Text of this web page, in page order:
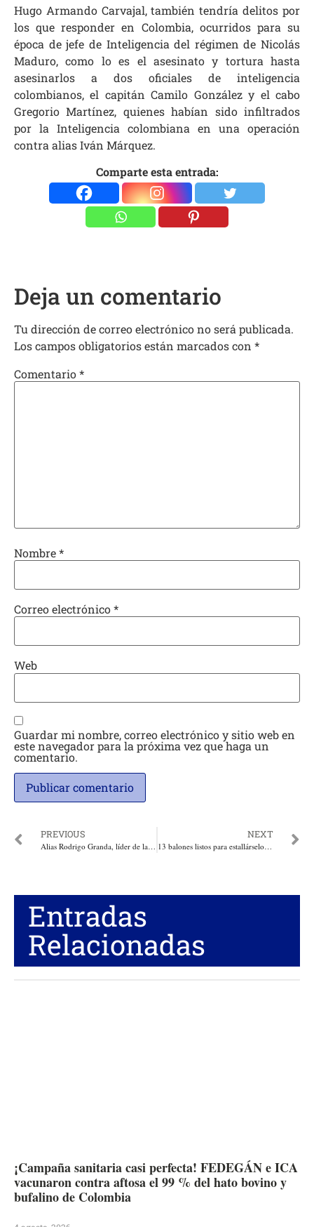
Hugo Armando Carvajal, también tendría delitos por
los que responder en Colombia, ocurridos para su
época de jefe de Inteligencia del régimen de Nicolás
Maduro, como lo es el asesinato y tortura hasta
asesinarlos a dos oficiales de inteligencia
colombianos, el capitán Camilo González y el cabo
Gregorio Martínez, quienes habían sido infiltrados
por la Inteligencia colombiana en una operación
contra alias Iván Márquez.
Comparte esta entrada:
Deja un comentario
Tu dirección de correo electrónico no será publicada.
Los campos obligatorios están marcados con *
Comentario*
Nombre*
Correo electrónico*
Web
Guardar mi nombre, correo electrónico y sitio web en
este navegador para la próxima vez que haga un
comentario.
PREVIOUS
Alias Rodrigo Granda, líder de las Farc, cayó en poder de la Interpol en México por orden del gobierno de Paraguay
NEXT
13 balones listos para estallárselos a las tropas del Ejército fueron ubicados y detonados de forma controlada por antiexplosivos en Arauca
Entradas
Relacionadas
¡Campaña sanitaria casi perfecta! FEDEGÁN e ICA
vacunaron contra aftosa el 99 % del hato bovino y
bufalino de Colombia